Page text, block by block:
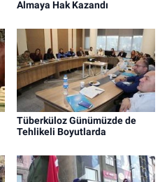
Almaya Hak Kazandı
Tüberküloz Günümüzde de
Tehlikeli Boyutlarda